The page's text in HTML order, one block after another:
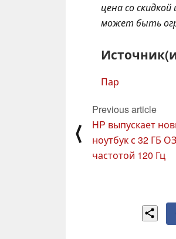
цена со
может быть
Пар
⟨
Previous article
HP выпускает
ноутбук с 32 ГБ
частотой 120 Гц